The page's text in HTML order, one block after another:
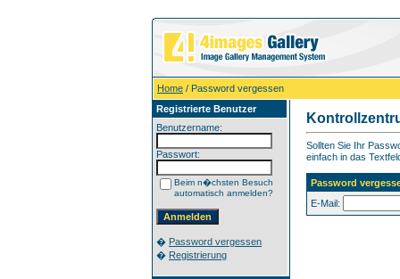
Home / Password vergessen
Registrierte Benutzer
Benutzername:
Passwort:
Beim n�chsten Besuch
automatisch anmelden?
� Password vergessen
� Registrierung
Sollten Sie Ihr
einfach in das
Password
E-Mail: